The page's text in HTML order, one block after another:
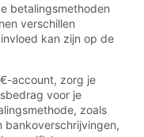
betalingsmethoden
verschillen
kan zijn op de
account, zorg je
voor je
zoals
bankoverschrijvingen,